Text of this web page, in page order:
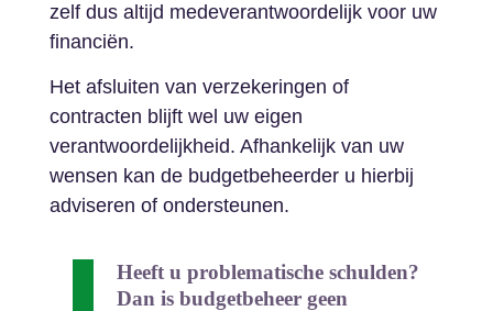
zelf dus altijd medeverantwoordelijk voor uw
financiën.
Het afsluiten van verzekeringen of
contracten blijft wel uw eigen
verantwoordelijkheid. Afhankelijk van uw
wensen kan de budgetbeheerder u hierbij
adviseren of ondersteunen.
Heeft u problematische schulden?
Dan is budgetbeheer geen